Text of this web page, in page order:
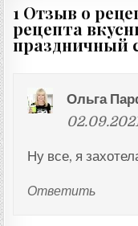
1 Отзыв о
рецепта
праздничный
Ольга
Ну все, я
Ответить